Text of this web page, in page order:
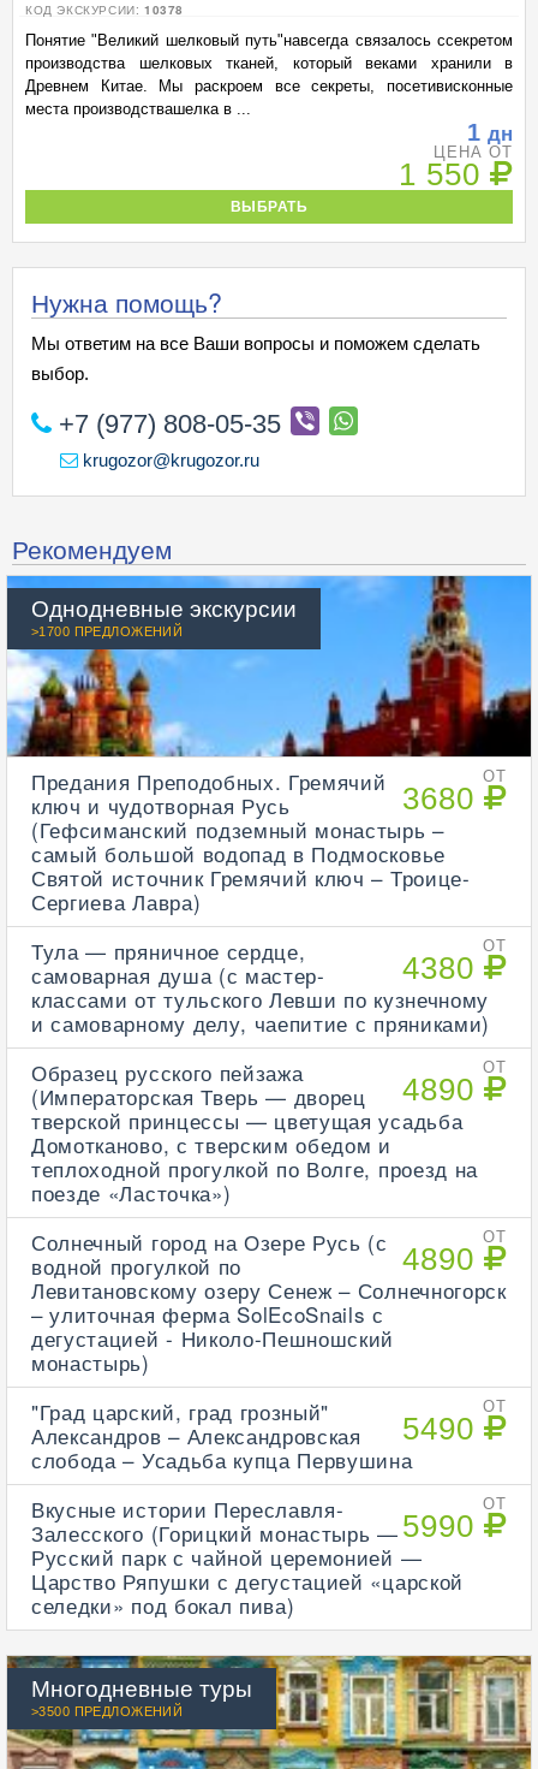
КОД ЭКСКУРСИИ: 10378
Понятие "Великий шелковый путь"навсегда связалось ссекретом
производства шелковых тканей, который веками хранили в
Древнем Китае. Мы раскроем все секреты, посетивисконные
места производствашелка в ...
1 дн
ЦЕНА ОТ
1 550
ВЫБРАТЬ
Нужна помощь?
Мы ответим на все Ваши вопросы и поможем сделать
выбор.
+7 (977) 808-05-35
krugozor@krugozor.ru
Рекомендуем
Однодневные экскурсии
>1700 ПРЕДЛОЖЕНИЙ
ОТ
3680
Предания Преподобных. Гремячий
ключ и чудотворная Русь
(Гефсиманский подземный монастырь –
самый большой водопад в Подмосковье
Святой источник Гремячий ключ – Троице-
Сергиева Лавра)
ОТ
4380
Тула — пряничное сердце,
самоварная душа (с мастер-
классами от тульского Левши по кузнечному
и самоварному делу, чаепитие с пряниками)
ОТ
4890
Образец русского пейзажа
(Императорская Тверь — дворец
тверской принцессы — цветущая усадьба
Домотканово, с тверским обедом и
теплоходной прогулкой по Волге, проезд на
поезде «Ласточка»)
ОТ
4890
Солнечный город на Озере Русь (с
водной прогулкой по
Левитановскому озеру Сенеж – Солнечногорск
– улиточная ферма SolEcoSnails с
дегустацией - Николо-Пешношский
монастырь)
ОТ
5490
"Град царский, град грозный"
Александров – Александровская
слобода – Усадьба купца Первушина
ОТ
5990
Вкусные истории Переславля-
Залесского (Горицкий монастырь —
Русский парк с чайной церемонией —
Царство Ряпушки с дегустацией «царской
селедки» под бокал пива)
Многодневные туры
>3500 ПРЕДЛОЖЕНИЙ